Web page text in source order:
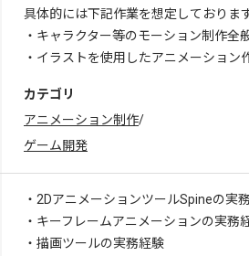
具体的には下記作業を想定しておりま
・キャラクター等のモーション制作全
・イラストを使用したアニメーション
カテゴリ
アニメーション制作/
ゲーム開発
・2DアニメーションツールSpineの実
・キーフレームアニメーションの実務
・描画ツールの実務経験